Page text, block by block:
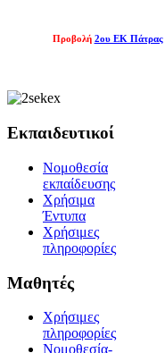
Προβολή 2ου ΕΚ Πάτρας
Εκπαιδευτικοί
Νομοθεσία
εκπαίδευσης
Χρήσιμα
Έντυπα
Χρήσιμες
πληροφορίες
Μαθητές
Χρήσιμες
πληροφορίες
Νομοθεσία-